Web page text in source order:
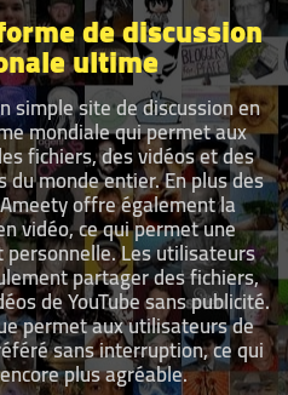
de discussion
ultime
simple site de discussion en
mondiale qui permet aux
fichiers, des vidéos et des
monde entier. En plus des
offre également la
vidéo, ce qui permet une
Les utilisateurs
partager des fichiers,
de YouTube sans publicité.
permet aux utilisateurs de
sans interruption, ce qui
plus agréable.